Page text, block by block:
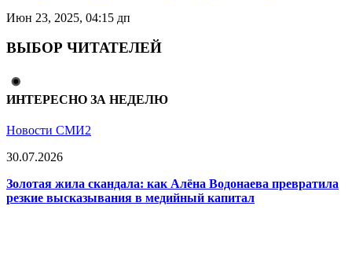
Июн 23, 2025, 04:15 дп
ВЫБОР ЧИТАТЕЛЕЙ
ИНТЕРЕСНО ЗА НЕДЕЛЮ
Новости СМИ2
30.07.2026
Золотая жила скандала: как Алёна Водонаева превратила
резкие высказывания в медийный капитал